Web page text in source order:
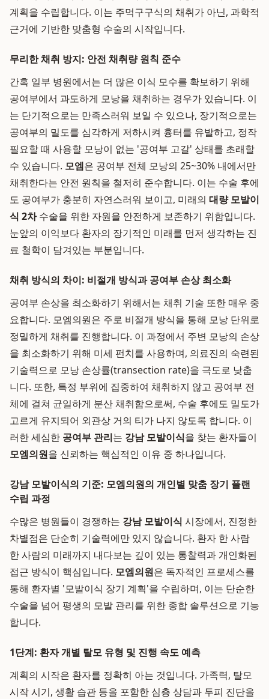
계획을 수립합니다. 이는 주먹구구식의 채취가 아닌, 과학적
근거에 기반한 맞춤형 수술의 시작입니다.
무리한 채취 방지: 안전 채취량 원칙 준수
간혹 일부 병원에서는 더 많은 이식 모수를 확보하기 위해
공여부에서 과도하게 모낭을 채취하는 경우가 있습니다. 이
는 단기적으로는 만족스러워 보일 수 있으나, 장기적으로는
공여부의 밀도를 심각하게 저하시켜 흉터를 유발하고, 정작
필요할 때 사용할 모낭이 없는 '공여부 고갈' 상태를 초래할
수 있습니다. 모엠은 공여부 전체 모낭의 25~30% 내에서만
채취한다는 안전 원칙을 철저히 준수합니다. 이는 수술 후에
도 공여부가 충분히 자연스러워 보이고, 미래의 대량 모발이
식 2차수술을 위한 자원을 안전하게 보존하기 위함입니다.
눈앞의 이익보다 환자의 장기적인 미래를 먼저 생각하는 진
료 철학이 담겨있는 부분입니다.
채취 방식의 차이: 비절개 방식과 공여부 손상 최소화
공여부 손상을 최소화하기 위해서는 채취 기술 또한 매우 중
요합니다. 모엠의원은 주로 비절개 방식을 통해 모낭 단위로
정밀하게 채취를 진행합니다. 이 과정에서 주변 모낭의 손상
을 최소화하기 위해 미세 펀치를 사용하며, 의료진의 숙련된
기술력으로 모낭 손상률(transection rate)을 극도로 낮춥
니다. 또한, 특정 부위에 집중하여 채취하지 않고 공여부 전
체에 걸쳐 균일하게 분산 채취함으로써, 수술 후에도 밀도가
고르게 유지되어 외관상 거의 티가 나지 않도록 합니다. 이
러한 세심한 공여부 관리는 강남 모발이식을 찾는 환자들이
모엠의원을 신뢰하는 핵심적인 이유 중 하나입니다.
강남 모발이식의 기준: 모엠의원의 개인별 맞춤 장기 플랜
수립 과정
수많은 병원들이 경쟁하는 강남 모발이식 시장에서, 진정한
차별점은 단순히 기술력에만 있지 않습니다. 환자 한 사람
한 사람의 미래까지 내다보는 깊이 있는 통찰력과 개인화된
접근 방식이 핵심입니다. 모엠의원은 독자적인 프로세스를
통해 환자별 '모발이식 장기 계획'을 수립하며, 이는 단순한
수술을 넘어 평생의 모발 관리를 위한 종합 솔루션으로 기능
합니다.
1단계: 환자 개별 탈모 유형 및 진행 속도 예측
계획의 시작은 환자를 정확히 아는 것입니다. 가족력, 탈모
시작 시기, 생활 습관 등을 포함한 심층 상담과 두피 진단을